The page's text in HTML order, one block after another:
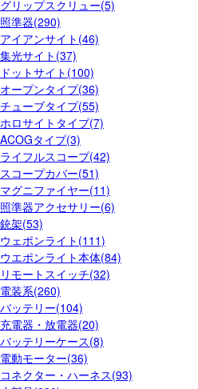
グリップスクリュー(5)
照準器(290)
アイアンサイト(46)
集光サイト(37)
ドットサイト(100)
オープンタイプ(36)
チューブタイプ(55)
ホロサイトタイプ(7)
ACOGタイプ(3)
ライフルスコープ(42)
スコープカバー(51)
マグニファイヤー(11)
照準器アクセサリー(6)
銃架(53)
ウェポンライト(111)
ウエポンライト本体(84)
リモートスイッチ(32)
電装系(260)
バッテリー(104)
充電器・放電器(20)
バッテリーケース(8)
電動モーター(36)
コネクター・ハーネス(93)